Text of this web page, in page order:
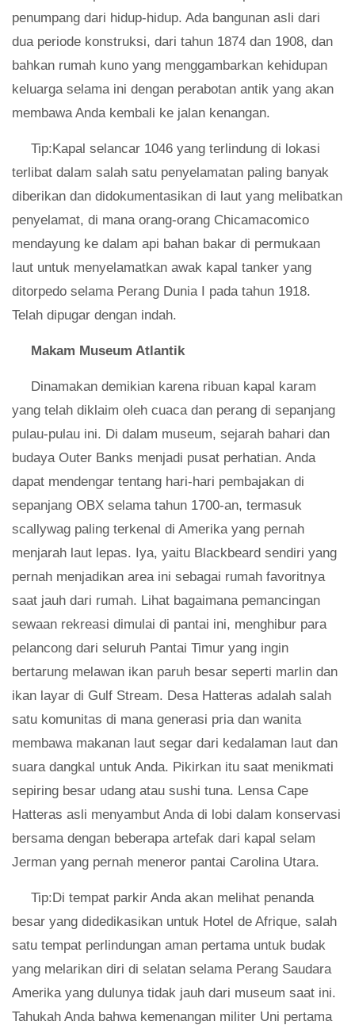
penumpang dari hidup-hidup. Ada bangunan asli dari
dua periode konstruksi, dari tahun 1874 dan 1908, dan
bahkan rumah kuno yang menggambarkan kehidupan
keluarga selama ini dengan perabotan antik yang akan
membawa Anda kembali ke jalan kenangan.
Tip:Kapal selancar 1046 yang terlindung di lokasi
terlibat dalam salah satu penyelamatan paling banyak
diberikan dan didokumentasikan di laut yang melibatkan
penyelamat, di mana orang-orang Chicamacomico
mendayung ke dalam api bahan bakar di permukaan
laut untuk menyelamatkan awak kapal tanker yang
ditorpedo selama Perang Dunia I pada tahun 1918.
Telah dipugar dengan indah.
Makam Museum Atlantik
Dinamakan demikian karena ribuan kapal karam
yang telah diklaim oleh cuaca dan perang di sepanjang
pulau-pulau ini. Di dalam museum, sejarah bahari dan
budaya Outer Banks menjadi pusat perhatian. Anda
dapat mendengar tentang hari-hari pembajakan di
sepanjang OBX selama tahun 1700-an, termasuk
scallywag paling terkenal di Amerika yang pernah
menjarah laut lepas. Iya, yaitu Blackbeard sendiri yang
pernah menjadikan area ini sebagai rumah favoritnya
saat jauh dari rumah. Lihat bagaimana pemancingan
sewaan rekreasi dimulai di pantai ini, menghibur para
pelancong dari seluruh Pantai Timur yang ingin
bertarung melawan ikan paruh besar seperti marlin dan
ikan layar di Gulf Stream. Desa Hatteras adalah salah
satu komunitas di mana generasi pria dan wanita
membawa makanan laut segar dari kedalaman laut dan
suara dangkal untuk Anda. Pikirkan itu saat menikmati
sepiring besar udang atau sushi tuna. Lensa Cape
Hatteras asli menyambut Anda di lobi dalam konservasi
bersama dengan beberapa artefak dari kapal selam
Jerman yang pernah meneror pantai Carolina Utara.
Tip:Di tempat parkir Anda akan melihat penanda
besar yang didedikasikan untuk Hotel de Afrique, salah
satu tempat perlindungan aman pertama untuk budak
yang melarikan diri di selatan selama Perang Saudara
Amerika yang dulunya tidak jauh dari museum saat ini.
Tahukah Anda bahwa kemenangan militer Uni pertama